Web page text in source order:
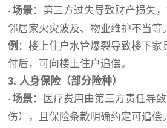
·场景：第三方过失导致财产损失
邻居家火灾波及、物业维护不当等。
例 ：楼上住户水管爆裂导致楼下家
付后，可向楼上住户追偿。
3. 人身保险（部分险种）
·场景：医疗费用由第三方责任导
伤），且保险条款明确约定可追偿。